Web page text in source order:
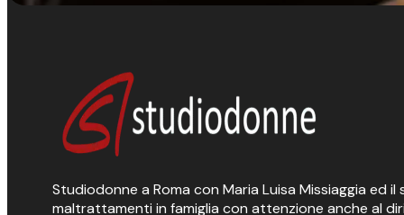
Studiodonne a Roma con Maria Luisa Missiaggia ed
maltrattamenti in famiglia con attenzione anche al